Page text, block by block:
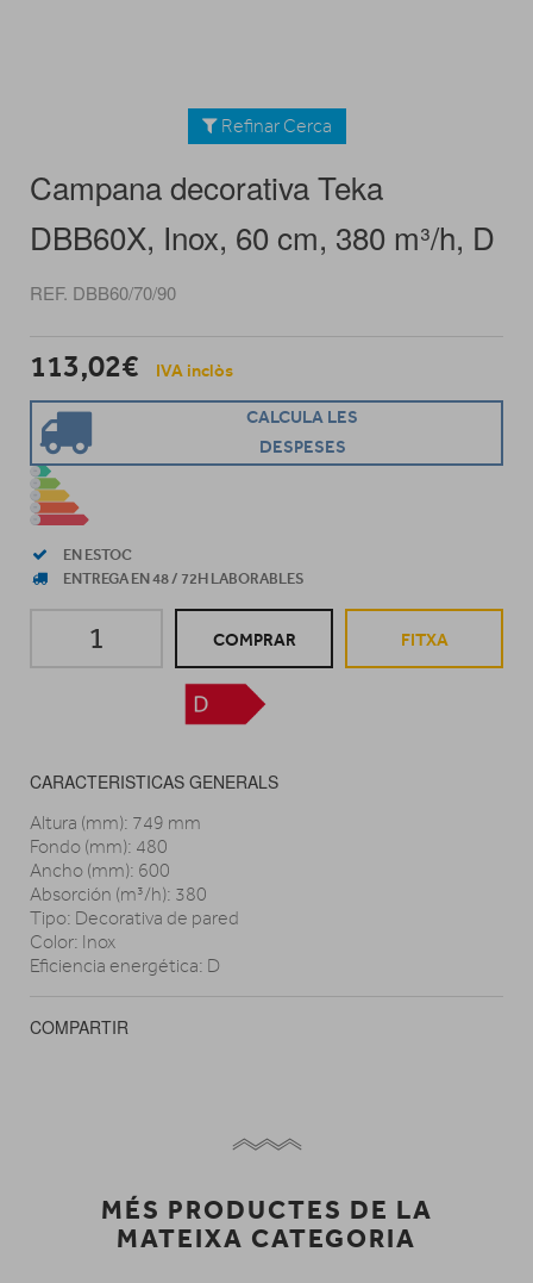
Refinar Cerca
Campana decorativa Teka
DBB60X, Inox, 60 cm, 380 m³/h, D
REF. DBB60/70/90
113,02€ IVA inclòs
CALCULA LES
DESPESES
EN ESTOC
ENTREGA EN 48 / 72H LABORABLES
COMPRAR FITXA
CARACTERISTICAS GENERALS
Altura (mm): 749 mm
Fondo (mm): 480
Ancho (mm): 600
Absorción (m³/h): 380
Tipo: Decorativa de pared
Color: Inox
Eficiencia energética: D
COMPARTIR
MÉS PRODUCTES DE LA
MATEIXA CATEGORIA